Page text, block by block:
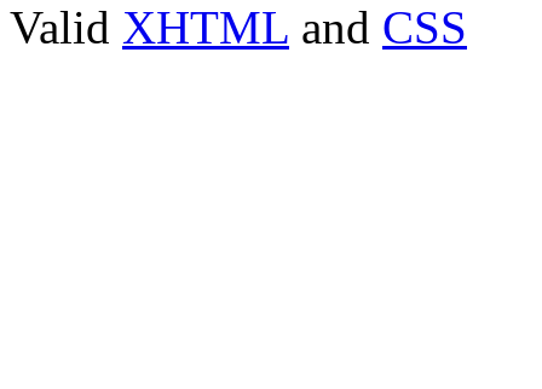
Valid XHTML and CSS